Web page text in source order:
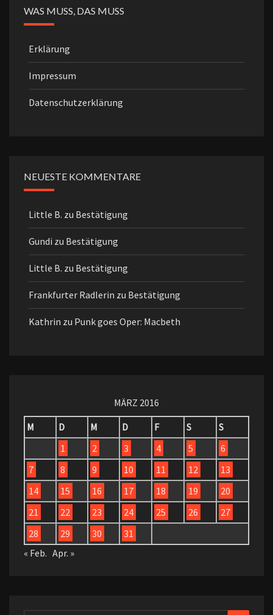
WAS MUSS, DAS MUSS
Erklärung
Impressum
Datenschutzerklärung
NEUESTE KOMMENTARE
Little B. zu Bestätigung
Gundi zu Bestätigung
Little B. zu Bestätigung
Frankfurter Radlerin zu Bestätigung
Kathrin zu Punk goes Oper: Macbeth
MÄRZ 2016
M
D M D F S
S
1
2 3 4 5
6
7
8 9 10 11 12
13
14
15 16 17 18 19
20
21
22 23 24 25 26
27
28
29 30
31
« Feb. Apr. »